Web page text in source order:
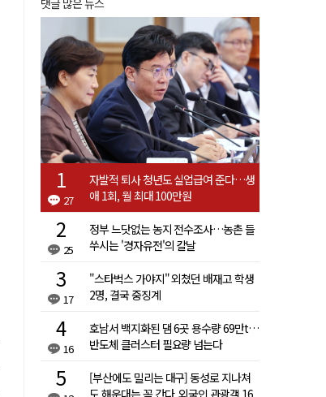
댓글 많은 뉴스
27
자발적 퇴사 청년도 실업급여 준다…생
애 1회, 월 최대 100만원
25
정부 느닷없는 농지 전수조사…농촌 들
쑤시는 '경자유전'의 칼날
17
"스타벅스 가야지" 외쳤던 배재고 학생
2명, 결국 중징계
16
호남서 백지화된 댐 6곳 용수량 69만t…
반도체 클러스터 필요량 넘는다
[부산에도 밀리는 대구] 동성로 지나쳐
도 해운대는 꼭 간다, 외국인 관광객 16